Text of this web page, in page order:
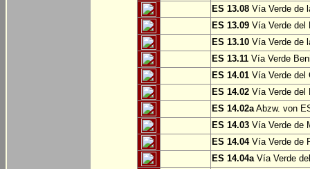
ES 13.08 Vía Verde de
ES 13.09 Vía Verde del
ES 13.10 Vía Verde de
ES 13.11 Vía Verde
ES 14.01 Vía Verde del
ES 14.02 Vía Verde del
ES 14.02aAbzw. von
ES 14.03 Vía Verde de
ES 14.04Vía Verde de
ES 14.04aVía Verde